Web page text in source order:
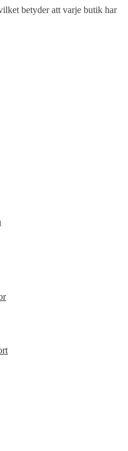
betyder att varje butik har